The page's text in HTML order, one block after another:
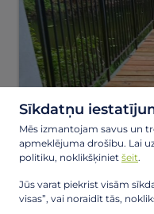
Atjaunots gājēju
Sīkdatņu
Mēs izmantojam savus un
apmeklējuma drošību. Lai
politiku, noklikšķiniet šeit.
Jūs varat piekrist visām
visas”, vai noraidīt tās,